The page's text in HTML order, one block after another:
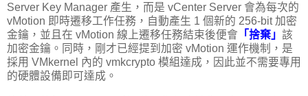
Server Key Manager 產生，而是 vCenter Server 會為每次的
vMotion 即時遷移工作任務，自動產生 1 個新的 256-bit 加密
金鑰，並且在 vMotion 線上遷移任務結束後便會 「捨棄」 該
加密金鑰。同時，剛才已經提到加密 vMotion 運作機制，是
採用 VMkernel 內的 vmkcrypto 模組達成，因此並不需要專用
的硬體設備即可達成。